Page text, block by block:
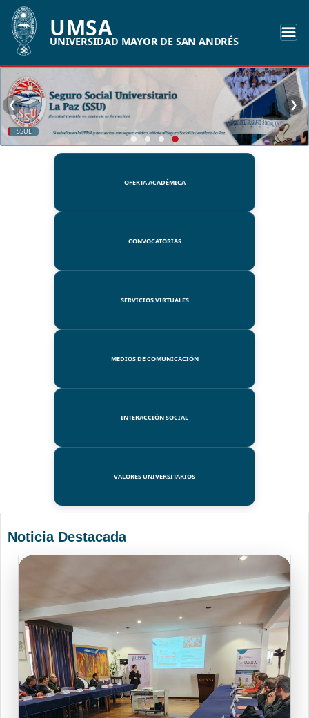
UMSA
UNIVERSIDAD MAYOR DE SAN ANDRÉS
SSUE
❮ ❯
OFERTA ACADÉMICA
CONVOCATORIAS
SERVICIOS VIRTUALES
MEDIOS DE COMUNICACIÓN
INTERACCIÓN SOCIAL
VALORES UNIVERSITARIOS
Noticia Destacada